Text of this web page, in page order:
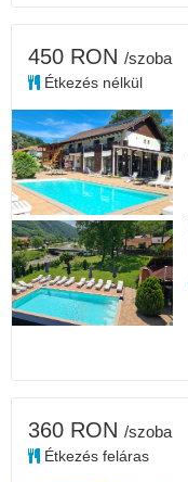
450 RON /szoba
Étkezés nélkül
360 RON /szoba
Étkezés feláras